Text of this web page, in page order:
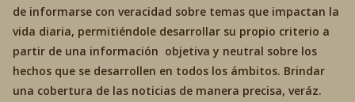
de informarse con veracidad sobre temas que impactan la
vida diaria, permitiéndole desarrollar su propio criterio a
partir de una información objetiva y neutral sobre los
hechos que se desarrollen en todos los ámbitos. Brindar
una cobertura de las noticias de manera precisa, veráz.